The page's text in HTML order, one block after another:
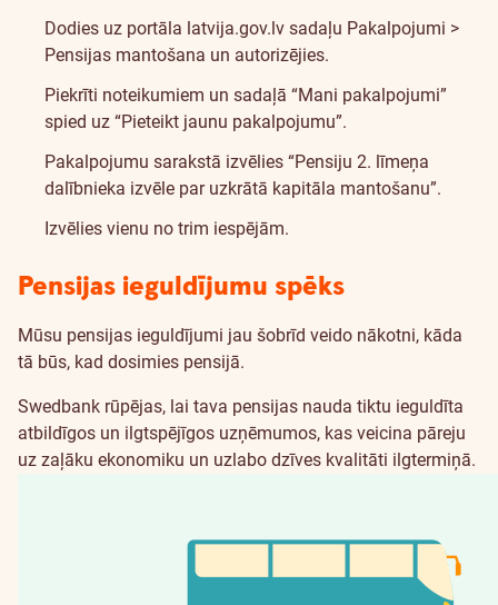
Dodies uz portāla latvija.gov.lv sadaļu Pakalpojumi >
Pensijas mantošana un autorizējies.
Piekrīti noteikumiem un sadaļā “Mani pakalpojumi”
spied uz “Pieteikt jaunu pakalpojumu”.
Pakalpojumu sarakstā izvēlies “Pensiju 2. līmeņa
dalībnieka izvēle par uzkrātā kapitāla mantošanu”.
Izvēlies vienu no trim iespējām.
Ilgtspēja
Pensijas ieguldījumu spēks
Mūsu pensijas ieguldījumi jau šobrīd veido nākotni, kāda
tā būs, kad dosimies pensijā.
Swedbank rūpējas, lai tava pensijas nauda tiktu ieguldīta
atbildīgos un ilgtspējīgos uzņēmumos, kas veicina pāreju
uz zaļāku ekonomiku un uzlabo dzīves kvalitāti ilgtermiņā.